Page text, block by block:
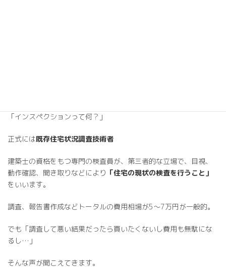
「インスペクションって何？」
正式には既存住宅状況調査技術者
建築士の資格をもつ専門の検査員が、第三者的な立場で、目視、
動作確認、聞き取りなどにより 「住宅の現状の検査を行うこと」
をいいます。
調査、報告書作成などトータルの費用相場が5～7万円が一般的。
でも「調査して悪い結果だったら買いたくないし費用も無駄にな
るし…」
そんな声が聞こえてきます。